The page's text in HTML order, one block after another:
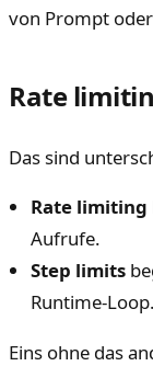
von Prompt
Rate
Das sind
Rate limiting
Aufrufe.
Step limits
Runtime-Loop.
Eins ohne das